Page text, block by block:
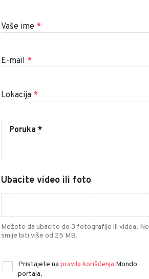
Vaše ime *
E-mail *
Lokacija *
Ubacite video ili foto
Možete da ubacite do 3 fotografije ili videa. Ne
smije biti više od 25 MB.
Pristajete na pravila korišćenja Mondo
portala.